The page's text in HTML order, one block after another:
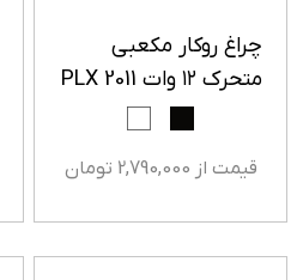
چراغ روکار مکعبی
متحرک ۱۲ وات PLX 2011
قیمت از 2,790,000 تومان